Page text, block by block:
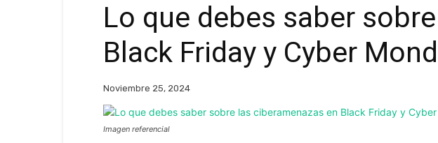
Lo que debes saber
Black Friday y Cyber
Noviembre 25, 2024
Imagen referencial